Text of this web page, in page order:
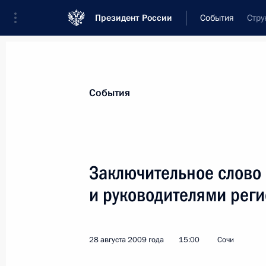
Президент России События
Новости
Послания Федеральному Собранию
Заявления по важнейшим вопросам
Речи и обращения
События
Заключительное
и руководителями
28 августа 2009 года 15:00 Сочи